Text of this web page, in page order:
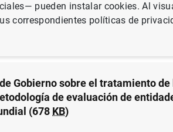
MUS
Gobierno sobre el tratamiento de
de evaluación de
(678 KB)
pueden instalar cookies. Al
correspondientes políticas de